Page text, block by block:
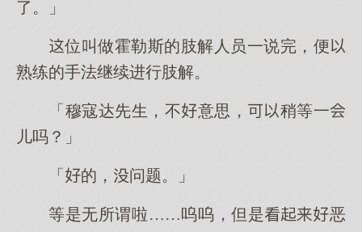
了。」
位叫做霍勒斯的肢解人员一说完，便
熟练的手法继续进行肢解。
「穆寇达先生，不意思，稍等一
儿吗？」
「的，问题。」
等是无所谓啦……呜呜，但是恶